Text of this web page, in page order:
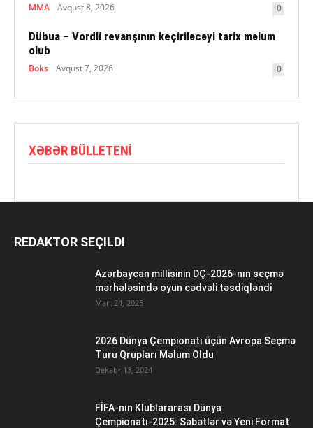
MMA Avqust 8, 2026 0
Dübua – Vordli revanşının keçiriləcəyi tarix məlum
olub
Boks Avqust 7, 2026 0
XƏBƏR BÜLLETENI
REDAKTOR SEÇILDI
Azərbaycan millisinin DÇ-2026-nın seçmə
mərhələsində oyun cədvəli təsdiqləndi
Mart 24, 2025
2026 Dünya Çempionatı üçün Avropa Seçmə
Turu Qrupları Məlum Oldu
Dekabr 13, 2024
FİFA-nın Klublararası Dünya
Çempionatı-2025: Səbətlər və Yeni Format